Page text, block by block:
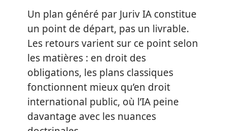
Un plan généré par Juriv IA constitue
un point de départ, pas un livrable.
Les retours varient sur ce point selon
les matières : en droit des
obligations, les plans classiques
fonctionnent mieux qu’en droit
international public, où l’IA peine
davantage avec les nuances